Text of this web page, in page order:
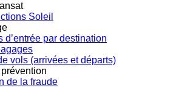
Soleil
d’entrée par destination
vols (arrivées et départs)
de la fraude